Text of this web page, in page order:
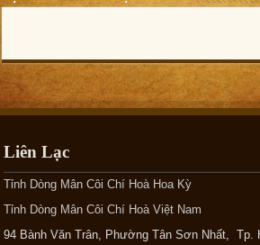
Liên Lạc
Tỉnh Dòng Mân Côi Chí Hoà Hoa Kỳ
Tỉnh Dòng Mân Côi Chí Hoà Việt Nam
94 Bành Văn Trân, Phường Tân Sơn Nhất, Tp.